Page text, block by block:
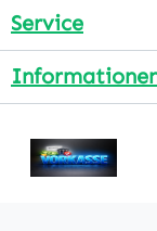
Service